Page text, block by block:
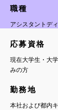
​職種
アシスタントデ
​応募資格
現在大学生・大
みの方
​勤務地
本社および都内